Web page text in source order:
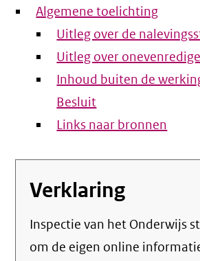
Algemene toelichting
Uitleg over de
Uitleg over
Inhoud buiten de
Besluit
Links naar bronnen
Verklaring
Inspectie van het Onderwijs streeft ernaar
om de eigen online